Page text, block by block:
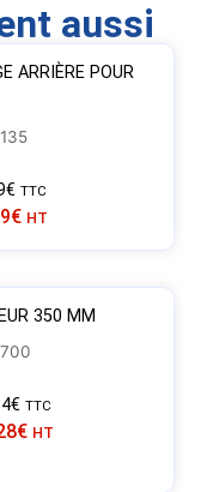
aussi
ARRIÈRE POUR
€ TTC
€ HT
350 MM
€ TTC
€ HT